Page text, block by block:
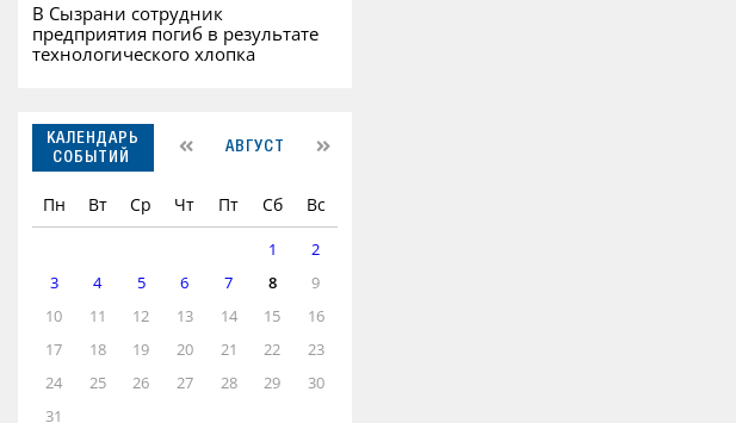
В Сызрани сотрудник
предприятия погиб в результате
технологического хлопка
КАЛЕНДАРЬ
СОБЫТИЙ
АВГУСТ
Пн Вт Ср Чт Пт Сб Вс
1
2
3
4 5 6 7 8
9
10
11 12 13 14 15
16
17
18 19 20 21 22
23
24
25 26 27 28 29
30
31